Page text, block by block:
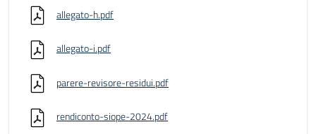
allegato-h.pdf
allegato-i.pdf
parere-revisore-residui.pdf
rendiconto-siope-2024.pdf